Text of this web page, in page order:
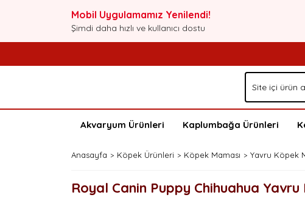
Mobil Uygulamamız Yenilendi!
Şimdi daha hızlı ve kullanıcı dostu
Akvaryum Ürünleri Kaplumbağa Ürünleri
Anasayfa Köpek Ürünleri Köpek Maması Yavru Köpek
Royal Canin Puppy Chihuahua